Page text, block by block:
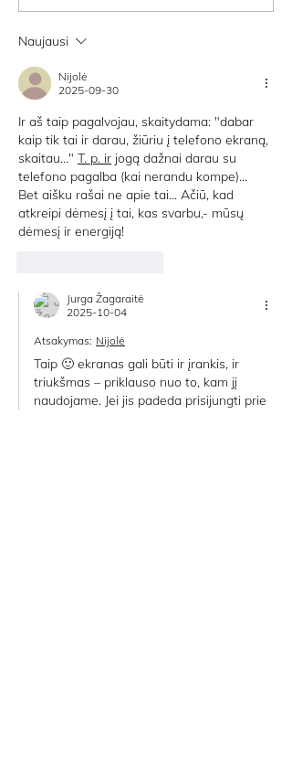
Naujausi
Nijolė
2025-09-30
Ir aš taip pagalvojau, skaitydama: "dabar
kaip tik tai ir darau, žiūriu į telefono ekraną,
skaitau..." T. p. ir jogą dažnai darau su
telefono pagalba (kai nerandu kompe)...
Bet aišku rašai ne apie tai... Ačiū, kad
atkreipi dėmesį į tai, kas svarbu,- mūsų
dėmesį ir energiją!
Jurga Žagaraitė
2025-10-04
Atsakymas: Nijolė
Taip 🙂 ekranas gali būti ir įrankis, ir
triukšmas – priklauso nuo to, kam jį
naudojame. Jei jis padeda prisijungti prie